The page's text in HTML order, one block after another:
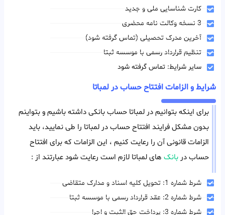
کارت شناسایی ملی و جدید
3 نسخه وکالت نامه محضری
آخرین مدرک تحصیلی (تماس گرفته شود)
تنظیم قرارداد رسمی با موسسه ثبتا
سایر شرایط: تماس گرفته شود
شرایط و الزامات افتتاح حساب در لمباتا
برای اینکه بتوانیم در لمباتا حساب بانکی داشته باشیم و بتواینم
بدون مشکل فرایند افتتاح حساب در لمباتا را طی نمایید، باید
الزامات قانونی آن را رعایت کنیم ، این الزامات که برای افتتاح
حساب در بانک های لمباتا لازم است رعایت شود عبارتند از :
شرط شماره 1: تحویل کلیه اسناد و مدارک متقاضی
شرط شماره 2: عقد قرارداد رسمی با موسسه ثبتا
شرط شماره 3: پرداخت حق الثبت و اجرا